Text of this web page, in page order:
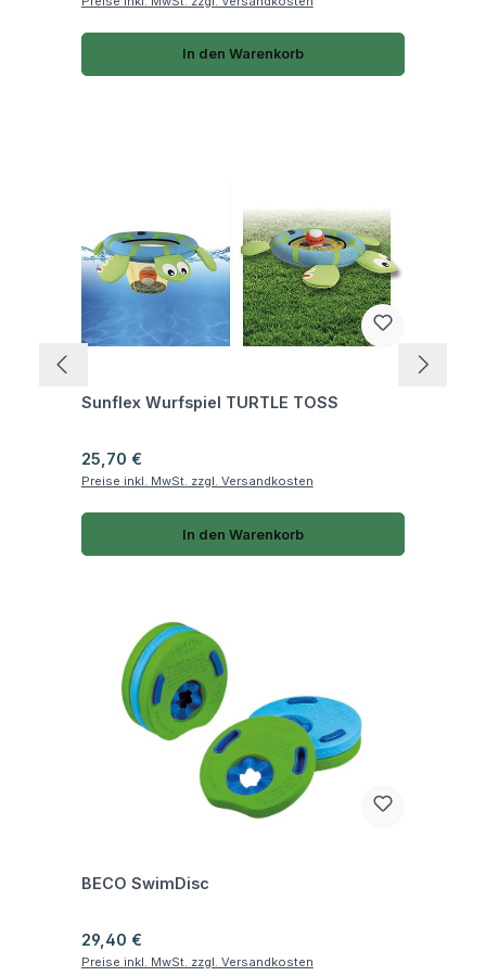
In den Warenkorb
Sunflex Wurfspiel TURTLE TOSS
Regulärer Preis:
25,70 €
Preise inkl. MwSt. zzgl. Versandkosten
In den Warenkorb
BECO SwimDisc
Regulärer Preis:
29,40 €
Preise inkl. MwSt. zzgl. Versandkosten